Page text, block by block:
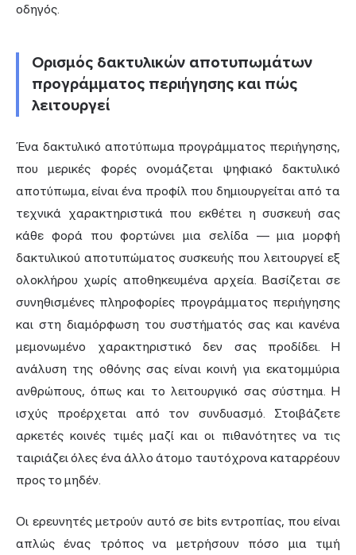
οδηγός.
Ορισμός δακτυλικών αποτυπωμάτων
προγράμματος περιήγησης και πώς
λειτουργεί
Ένα δακτυλικό αποτύπωμα προγράμματος περιήγησης,
που μερικές φορές ονομάζεται ψηφιακό δακτυλικό
αποτύπωμα, είναι ένα προφίλ που δημιουργείται από τα
τεχνικά χαρακτηριστικά που εκθέτει η συσκευή σας
κάθε φορά που φορτώνει μια σελίδα — μια μορφή
δακτυλικού αποτυπώματος συσκευής που λειτουργεί εξ
ολοκλήρου χωρίς αποθηκευμένα αρχεία. Βασίζεται σε
συνηθισμένες πληροφορίες προγράμματος περιήγησης
και στη διαμόρφωση του συστήματός σας και κανένα
μεμονωμένο χαρακτηριστικό δεν σας προδίδει. Η
ανάλυση της οθόνης σας είναι κοινή για εκατομμύρια
ανθρώπους, όπως και το λειτουργικό σας σύστημα. Η
ισχύς προέρχεται από τον συνδυασμό. Στοιβάζετε
αρκετές κοινές τιμές μαζί και οι πιθανότητες να τις
ταιριάζει όλες ένα άλλο άτομο ταυτόχρονα καταρρέουν
προς το μηδέν.
Οι ερευνητές μετρούν αυτό σε bits εντροπίας, που είναι
απλώς ένας τρόπος να μετρήσουν πόσο μια τιμή